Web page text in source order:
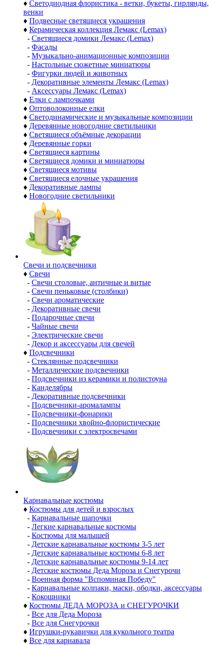
♦ Светодиодная флористика - ветки, букеты, гирлянды,
венки
♦ Подвесные светящиеся украшения
♦ Керамическая коллекция Лемакс (Lemax)
- Светящиеся домики Лемакс (Lemax)
- Фасады
- Музыкально-анимационные композиции
- Настольные сюжетные миниатюры
- Фигурки людей и животных
- Декоративные элементы Лемакс (Lemax)
- Аксессуары Лемакс (Lemax)
♦ Елки с лампочками
♦ Оптоволоконные елки
♦ Светодинамические и музыкальные композиции
♦ Деревянные новогодние светильники
♦ Светящиеся объёмные декорации
♦ Деревянные горки
♦ Светящиеся картины
♦ Светящиеся домики и миниатюры
♦ Светящиеся мотивы
♦ Светящиеся елочные украшения
♦ Декоративные лампы
♦ Новогодние светильники
Свечи и подсвечники
♦ Свечи
- Свечи столовые, античные и витые
- Свечи пеньковые (столбики)
- Свечи ароматические
- Декоративные свечи
- Подарочные свечи
- Чайные свечи
- Электрические свечи
- Декор и аксессуары для свечей
♦ Подсвечники
- Стеклянные подсвечники
- Металлические подсвечники
- Подсвечники из керамики и полистоуна
- Канделябры
- Декоративные подсвечники
- Подсвечники-аромалампы
- Подсвечники-фонарики
- Подсвечники хвойно-флористические
- Подсвечники с электросвечами
Карнавальные костюмы
♦ Костюмы для детей и взрослых
- Карнавальные шапочки
- Легкие карнавальные костюмы
- Костюмы для малышей
- Детские карнавальные костюмы 3-5 лет
- Детские карнавальные костюмы 6-8 лет
- Детские карнавальные костюмы 9-14 лет
- Детские костюмы Деда Мороза и Снегурочи
- Военная форма "Вспоминая Победу"
- Карнавальные колпаки, маски, ободки, аксессуары
- Кокошники
♦ Костюмы ДЕДА МОРОЗА и СНЕГУРОЧКИ
- Все для Деда Мороза
- Все для Снегурочки
♦ Игрушки-рукавички для кукольного театра
♦ Все для карнавала